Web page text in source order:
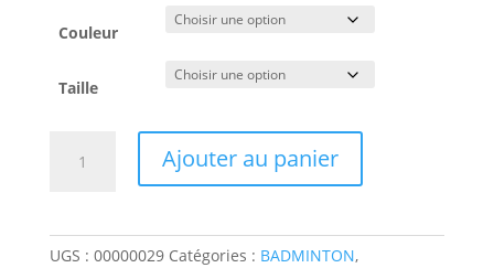
Couleur
Taille
Ajouter au panier
UGS : 00000029 Catégories : BADMINTON,